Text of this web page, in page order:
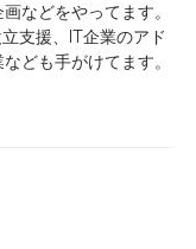
などをやってます。
支援、IT企業のアド
ども手がけてます。